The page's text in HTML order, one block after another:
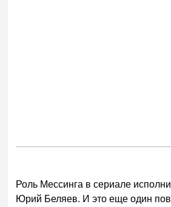
Роль Мессинга в сериале
Юрий Беляев. И это еще один